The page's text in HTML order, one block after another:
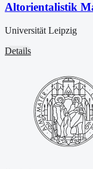
Altorientalistik
Universität Leipzig
Details